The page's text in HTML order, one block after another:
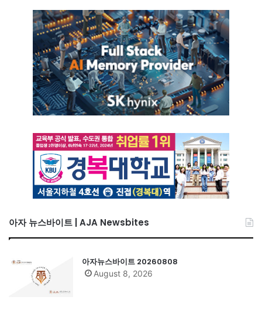
아자 뉴스바이트 | AJA Newsbites
아자뉴스바이트 20260808
August 8, 2026